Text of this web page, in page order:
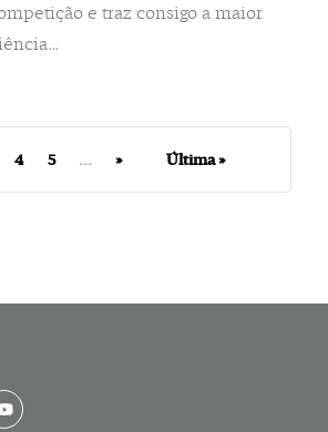
e traz consigo a maior
4 5 ... » Última »